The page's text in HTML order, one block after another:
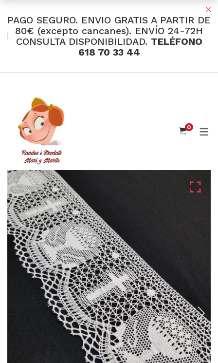
TIENDA Y OFERTAS
Santos Textil
Eusebio Sánchez
Flor de Azahar
Medias
Cintas
Muselina Inglesa
CANCANES Y ENAGUAS
Margarita Vercher
Fallera
Alicante y Castellón
Infantil
PAGO SEGURO. ENVIO GRATIS A PARTIR DE
80€ (excepto cancanes). ENVÍO 24-72H
CONSULTA DISPONIBILIDAD. TELÉFONO
618 70 33 44
0